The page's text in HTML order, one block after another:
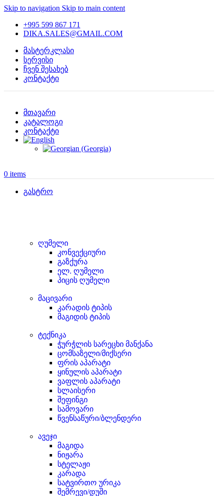
Skip to navigation Skip to main content
+995 599 867 171
DIKA.SALES@GMAIL.COM
მასტერკლასი
სერვისი
ჩვენ შესახებ
კონტაქტი
მთავარი
კატალოგი
კონტაქტი
0 items
გასტრო
ღუმელი
კონვექციური
გაზქურა
ელ. ღუმელი
პიცის ღუმელი
მაცივარი
კარადის ტიპის
მაგიდის ტიპის
ტექნიკა
ჭურჭლის სარეცხი მანქანა
ცომსაზელი/მიქსერი
ფრის აპარატი
ყინულის აპარატი
ვაფლის აპარატი
სლაისერი
შეფინგი
სამოვარი
წვენსაწური/ბლენდერი
ავეჯი
მაგიდა
ნიჟარა
სტელაჟი
კარადა
სატვირთო ურიკა
შემრევი/დუში